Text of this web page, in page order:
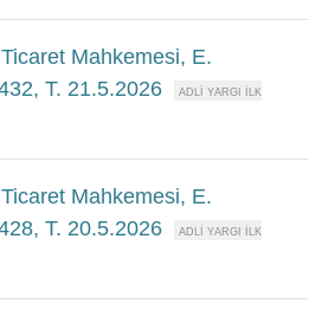
Mahkemesi, E.
T. 21.5.2026
Mahkemesi, E.
T. 20.5.2026